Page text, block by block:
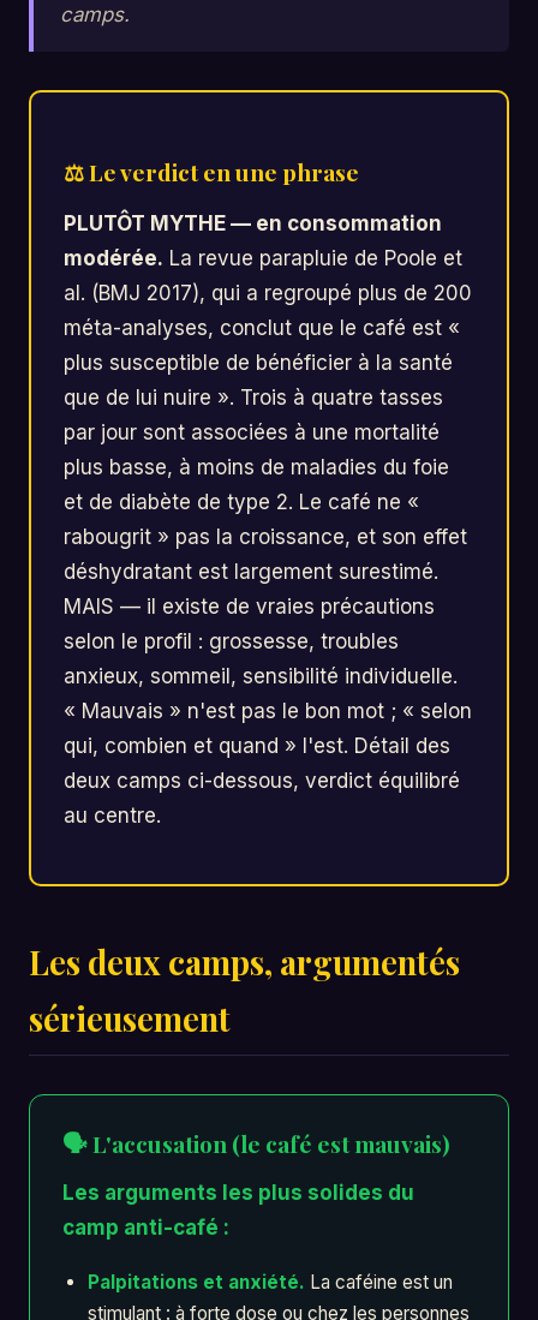
camps.
⚖ Le verdict en une phrase
PLUTÔT MYTHE — en consommation
modérée. La revue parapluie de Poole et
al. (BMJ 2017), qui a regroupé plus de 200
méta-analyses, conclut que le café est «
plus susceptible de bénéficier à la santé
que de lui nuire ». Trois à quatre tasses
par jour sont associées à une mortalité
plus basse, à moins de maladies du foie
et de diabète de type 2. Le café ne «
rabougrit » pas la croissance, et son effet
déshydratant est largement surestimé.
MAIS — il existe de vraies précautions
selon le profil : grossesse, troubles
anxieux, sommeil, sensibilité individuelle.
« Mauvais » n'est pas le bon mot ; « selon
qui, combien et quand » l'est. Détail des
deux camps ci-dessous, verdict équilibré
au centre.
Les deux camps, argumentés
sérieusement
🗣️ L'accusation (le café est mauvais)
Les arguments les plus solides du
camp anti-café :
Palpitations et anxiété. La caféine est un
stimulant : à forte dose ou chez les personnes